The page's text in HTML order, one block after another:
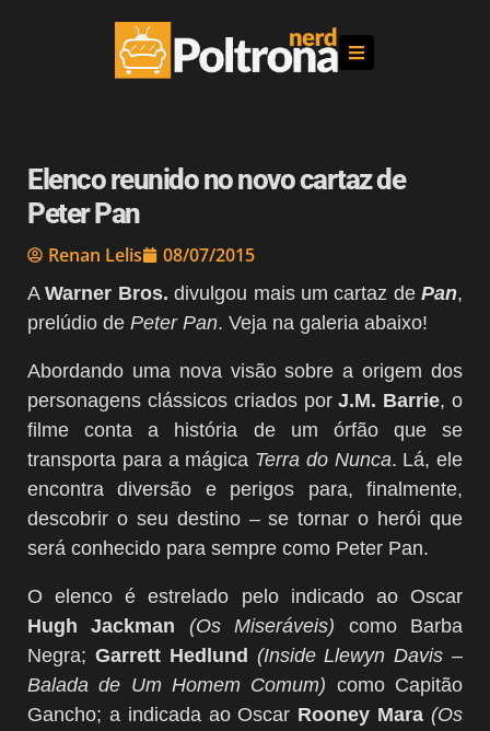
Elenco reunido no novo cartaz de
Peter Pan
Renan Lelis 08/07/2015
AWarner Bros. divulgou mais um cartaz de Pan,
prelúdio de Peter Pan. Veja na galeria abaixo!
Abordando uma nova visão sobre a origem dos
personagens clássicos criados porJ.M. Barrie, o
filme conta a história de um órfão que se
transporta para a mágica Terra do Nunca. Lá, ele
encontra diversão e perigos para, finalmente,
descobrir o seu destino – se tornar o herói que
será conhecido para sempre como Peter Pan.
O elenco é estrelado pelo indicado ao Oscar
Hugh Jackman
(Os Miseráveis) como Barba
Negra; Garrett Hedlund (Inside Llewyn Davis –
Balada de Um Homem Comum) como Capitão
Gancho; a indicada ao Oscar Rooney Mara (Os